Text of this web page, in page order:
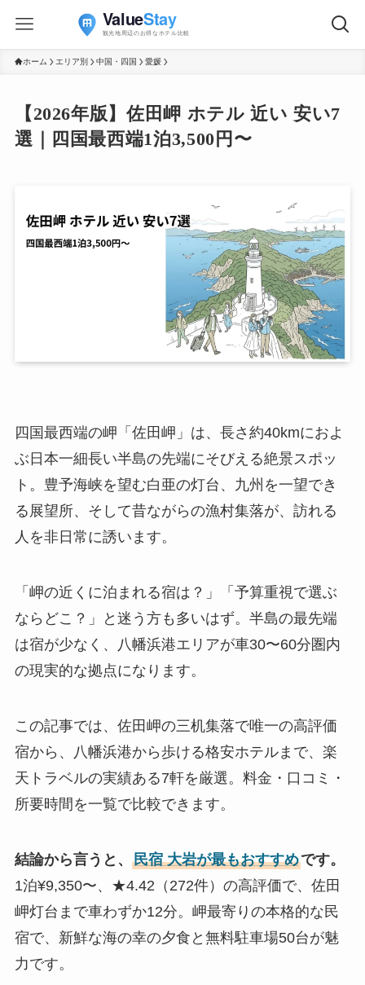
ホーム エリア別 中国・四国 愛媛
【2026年版】佐田岬 ホテル 近い 安い7
選｜四国最西端1泊3,500円〜
四国最西端の岬「佐田岬」は、長さ約40kmにおよ
ぶ日本一細長い半島の先端にそびえる絶景スポッ
ト。豊予海峡を望む白亜の灯台、九州を一望でき
る展望所、そして昔ながらの漁村集落が、訪れる
人を非日常に誘います。
「岬の近くに泊まれる宿は？」「予算重視で選ぶ
ならどこ？」と迷う方も多いはず。半島の最先端
は宿が少なく、八幡浜港エリアが車30〜60分圏内
の現実的な拠点になります。
この記事では、佐田岬の三机集落で唯一の高評価
宿から、八幡浜港から歩ける格安ホテルまで、楽
天トラベルの実績ある7軒を厳選。料金・口コミ・
所要時間を一覧で比較できます。
結論から言うと、 民宿 大岩が最もおすすめです。
1泊¥9,350〜、★4.42（272件）の高評価で、佐田
岬灯台まで車わずか12分。岬最寄りの本格的な民
宿で、新鮮な海の幸の夕食と無料駐車場50台が魅
力です。